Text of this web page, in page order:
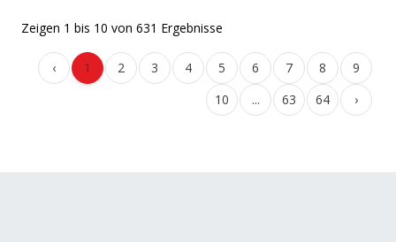
Zeigen 1 bis 10 von 631 Ergebnisse
‹ 1 2 3 4 5 6 7 8
9
10
... 63 64 ›